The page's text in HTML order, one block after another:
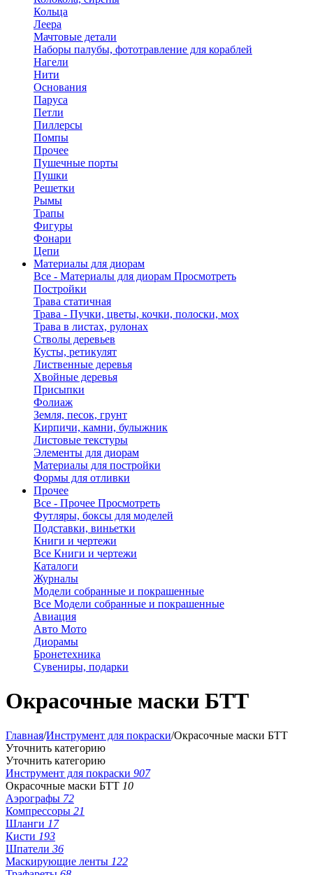
Кольца
Леера
Мачтовые детали
Наборы палубы, фототравление для кораблей
Нагели
Нити
Основания
Паруса
Петли
Пиллерсы
Помпы
Прочее
Пушечные порты
Пушки
Решетки
Рымы
Трапы
Фигуры
Фонари
Цепи
Материалы для диорам
Все - Материалы для диорам Просмотреть
Постройки
Трава статичная
Трава - Пучки, цветы, кочки, полоски, мох
Трава в листах, рулонах
Стволы деревьев
Кусты, ретикулят
Лиственные деревья
Хвойные деревья
Присыпки
Фолиаж
Земля, песок, грунт
Кирпичи, камни, булыжник
Листовые текстуры
Элементы для диорам
Материалы для постройки
Формы для отливки
Прочее
Все - Прочее Просмотреть
Футляры, боксы для моделей
Подставки, виньетки
Книги и чертежи
Все Книги и чертежи
Каталоги
Журналы
Модели собранные и покрашенные
Все Модели собранные и покрашенные
Авиация
Авто Мото
Диорамы
Бронетехника
Сувениры, подарки
Окрасочные маски БТТ
Главная/Инструмент для покраски/Окрасочные маски БТТ
Уточнить категорию
Уточнить категорию
Инструмент для покраски 907
Окрасочные маски БТТ 10
Аэрографы 72
Компрессоры 21
Шланги 17
Кисти 193
Шпатели 36
Маскирующие ленты 122